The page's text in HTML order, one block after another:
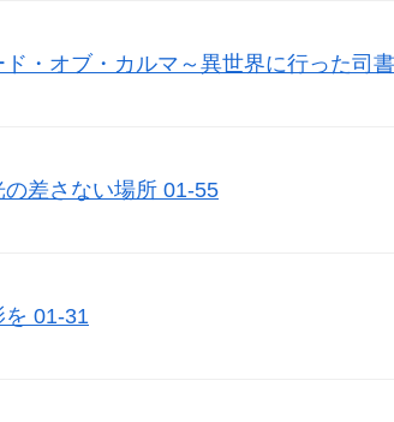
ド・オブ・カルマ～異世界に行った司
の差さない場所 01-55
01-31